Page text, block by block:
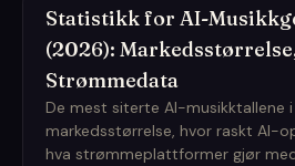
Statistikk for AI-
(2026):
Strømmedata
De mest siterte AI-musikktallene
markedsstørrelse, hvor raskt AI-
hva strømmeplattformer gjør